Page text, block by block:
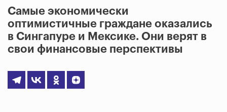
Самые экономически
оптимистичные граждане оказались
в Сингапуре и Мексике. Они верят в
свои финансовые перспективы